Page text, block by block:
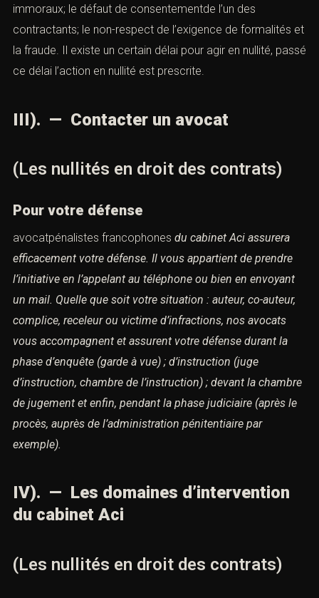
immoraux; le défaut de consentementde l’un des
contractants; le non-respect de l’exigence de formalités et
la fraude. Il existe un certain délai pour agir en nullité, passé
ce délai l’action en nullité est prescrite.
III). — Contacter un avocat
(Les nullités en droit des contrats)
Pour votre défense
avocatpénalistes francophones du cabinet Aci assurera
efficacement votre défense. Il vous appartient de prendre
l’initiative en l’appelant au téléphone ou bien en envoyant
un mail. Quelle que soit votre situation : auteur, co-auteur,
complice, receleur ou victime d’infractions, nos avocats
vous accompagnent et assurent votre défense durant la
phase d’enquête (garde à vue) ; d’instruction (juge
d’instruction, chambre de l’instruction) ; devant la chambre
de jugement et enfin, pendant la phase judiciaire (après le
procès, auprès de l’administration pénitentiaire par
exemple).
IV). — Les domaines d’intervention
du cabinet Aci
(Les nullités en droit des contrats)